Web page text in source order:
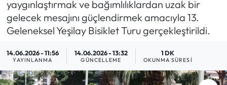
yaygınlaştırmak ve bağımlılıklardan uzak bir
gelecek mesajını güçlendirmek amacıyla 13.
Geleneksel Yeşilay Bisiklet Turu gerçekleştirildi.
14.06.2026 - 11:56
YAYINLANMA
14.06.2026 - 13:32
GÜNCELLEME
1 DK
OKUNMA SÜRESI
GÜNDEM
Haber Arşivi